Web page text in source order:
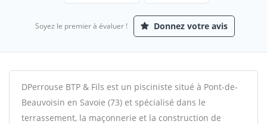
Soyez le premier à évaluer ! Donnez votre avis
DPerrouse BTP & Fils est un pisciniste situé à Pont-de-
Beauvoisin en Savoie (73) et spécialisé dans le
terrassement, la maçonnerie et la construction de